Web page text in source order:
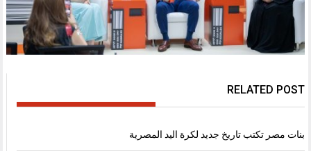
RELATED POST
بنات مصر تكتب تاريخ جديد لكرة اليد المصرية